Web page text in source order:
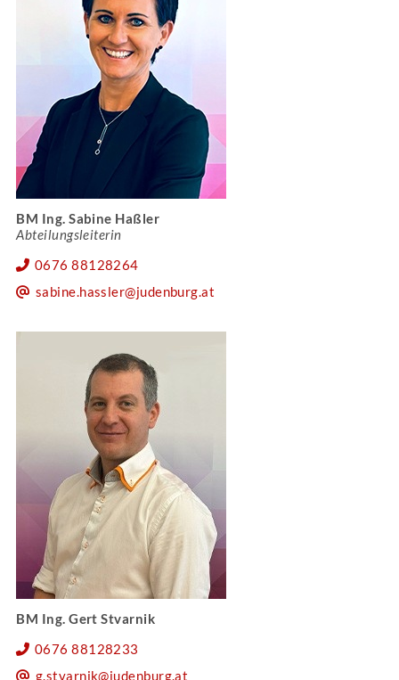
BM Ing. Sabine Haßler
Abteilungsleiterin
0676 88128264
sabine.hassler@judenburg.at
BM Ing. Gert Stvarnik
0676 88128233
g.stvarnik@judenburg.at